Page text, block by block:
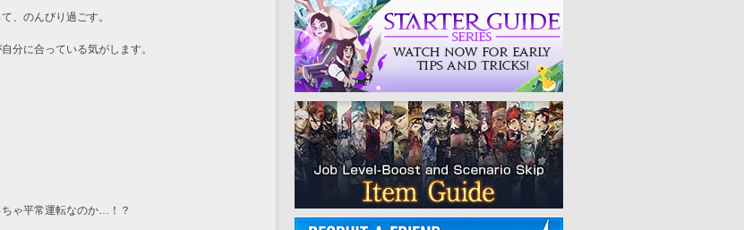
、のんびり過ごす。
分に合っている気がします。
ゃ平常運転なのか…！？